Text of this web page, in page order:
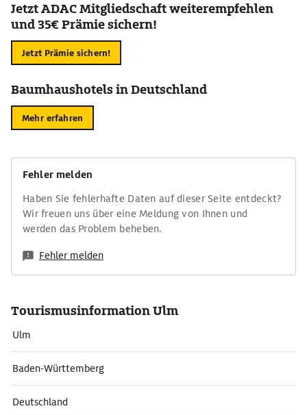
Jetzt ADAC Mitgliedschaft weiterempfehlen
und 35€ Prämie sichern!
Jetzt Prämie sichern!
Baumhaushotels in Deutschland
Mehr erfahren
Fehler melden
Haben Sie fehlerhafte Daten auf dieser Seite entdeckt?
Wir freuen uns über eine Meldung von Ihnen und
werden das Problem beheben.
Fehler melden
Tourismusinformation Ulm
Ulm
Baden-Württemberg
Deutschland